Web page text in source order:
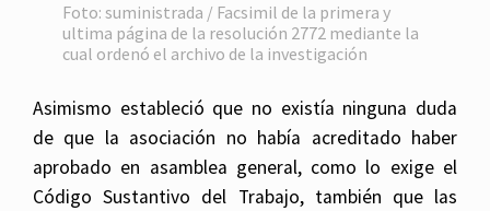
Foto: suministrada / Facsimil de la primera y
ultima página de la resolución 2772 mediante la
cual ordenó el archivo de la investigación
Asimismo estableció que no existía ninguna duda
de que la asociación no había acreditado haber
aprobado en asamblea general, como lo exige el
Código Sustantivo del Trabajo, también que las